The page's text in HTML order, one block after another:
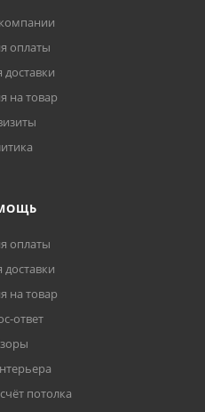
оплаты
доставки
на товар
оплаты
доставки
на товар
ответ
потолка